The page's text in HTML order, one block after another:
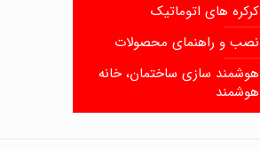
کرکره های اتوماتیک
نصب و راهنمای محصولات
هوشمند سازی ساختمان، خانه
هوشمند